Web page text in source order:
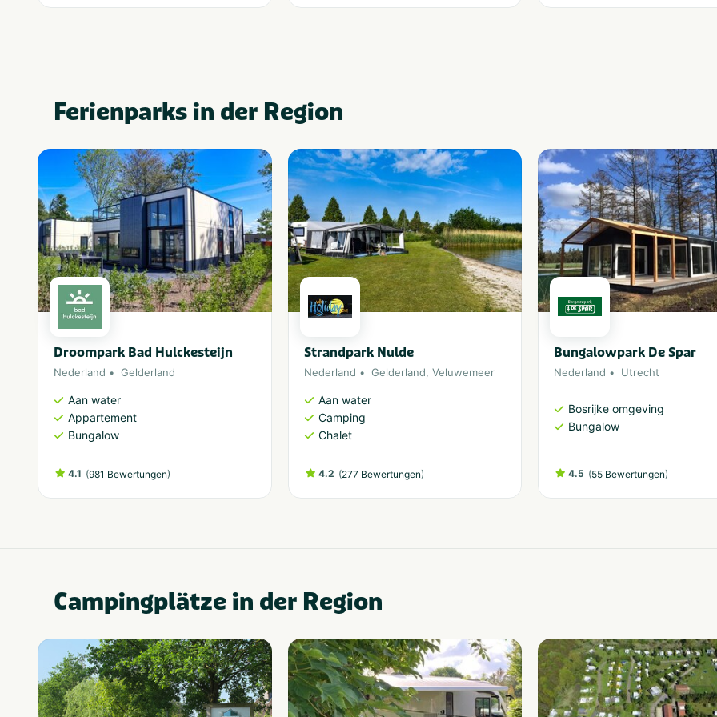
Ferienparks in der Region
Droompark Bad Hulckesteijn
Nederland Gelderland
Aan water
Appartement
Bungalow
4.1 (981 Bewertungen)
Strandpark Nulde
Nederland Gelderland, Veluwemeer
Aan water
Camping
Chalet
4.2 (277 Bewertungen)
Bungalowpark De Spar
Nederland Utrecht
Bosrijke omgeving
Bungalow
4.5 (55 Bewertungen)
Campingplätze in der Region